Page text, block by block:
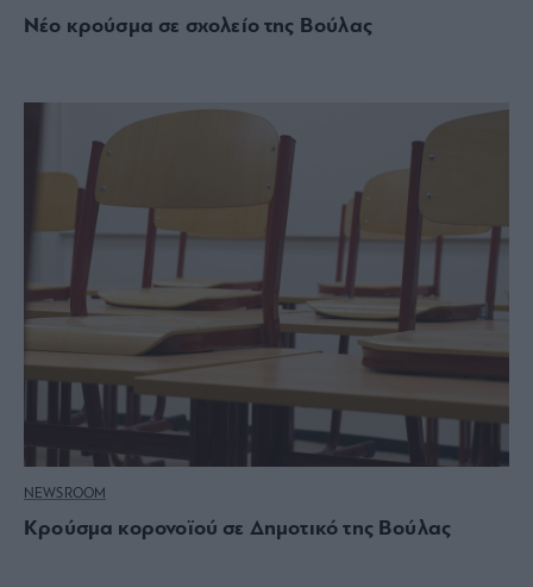
Νέο κρούσμα σε σχολείο της Βούλας
NEWSROOM
Κρούσμα κορονοϊού σε Δημοτικό της Βούλας